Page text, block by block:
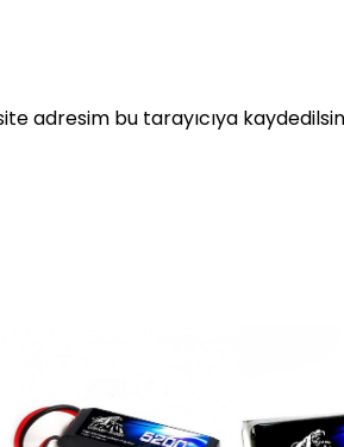
adresim bu tarayıcıya